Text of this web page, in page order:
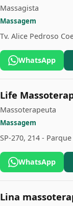
Massagista
Massagem
Tv. Alice Pedroso
WhatsApp
Life
Massoterapeuta
Massagem
SP-270, 214 -
WhatsApp
Lina